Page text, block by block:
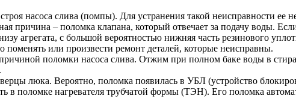
насоса слива (помпы). Для устранения такой неисправности ее
причина – поломка клапана, который отвечает за подачу воды.
агрегата, с большой вероятностью нижняя часть резинового
поменять или произвести ремонт деталей, которые неисправны.
поломки насоса слива. Отжим при полном баке воды в
люка. Вероятно, поломка появилась в УБЛ (устройство
поломке нагревателя трубчатой формы (ТЭН). Его поломка